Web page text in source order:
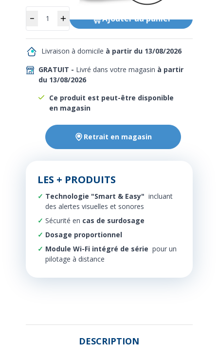
Ajouterau panier
GRATUIT - Livré dans votre magasin à partir
du 13/08/2026
Livraison à domicile à partir du 13/08/2026
Ce produit est peut-être disponible
en magasin
Retrait en magasin
LES + PRODUITS
Technologie "Smart & Easy" incluant
des alertes visuelles et sonores
Sécurité en cas de surdosage
Dosage proportionnel
Module Wi-Fi intégré de série pour un
pilotage à distance
DESCRIPTION